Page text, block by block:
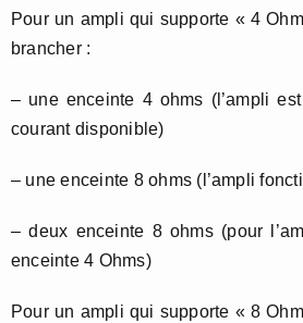
Pour un ampli qui supporte « 4
brancher :
– une enceinte 4 ohms (l’ampli
courant disponible)
– une enceinte 8 ohms (l’ampli
– deux enceinte 8 ohms (pour
enceinte 4 Ohms)
Pour un ampli qui supporte « 8